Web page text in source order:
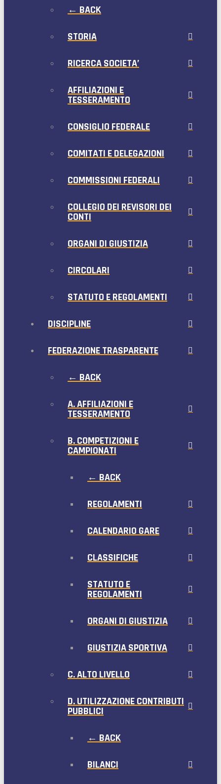
← BACK
STORIA
RICERCA SOCIETA’
AFFILIAZIONI E
TESSERAMENTO
CONSIGLIO FEDERALE
COMITATI E DELEGAZIONI
COMMISSIONI FEDERALI
COLLEGIO DEI REVISORI DEI
CONTI
ORGANI DI GIUSTIZIA
CIRCOLARI
STATUTO E REGOLAMENTI
DISCIPLINE
FEDERAZIONE TRASPARENTE
← BACK
A. AFFILIAZIONI E
TESSERAMENTO
B. COMPETIZIONI E
CAMPIONATI
← BACK
REGOLAMENTI
CALENDARIO GARE
CLASSIFICHE
STATUTO E
REGOLAMENTI
ORGANI DI GIUSTIZIA
GIUSTIZIA SPORTIVA
C. ALTO LIVELLO
D. UTILIZZAZIONE CONTRIBUTI
PUBBLICI
← BACK
BILANCI